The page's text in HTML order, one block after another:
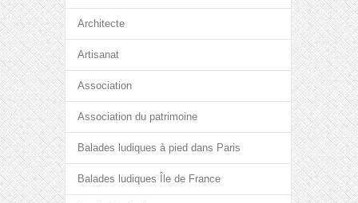
Architecte
Artisanat
Association
Association du patrimoine
Balades ludiques à pied dans Paris
Balades ludiques Île de France